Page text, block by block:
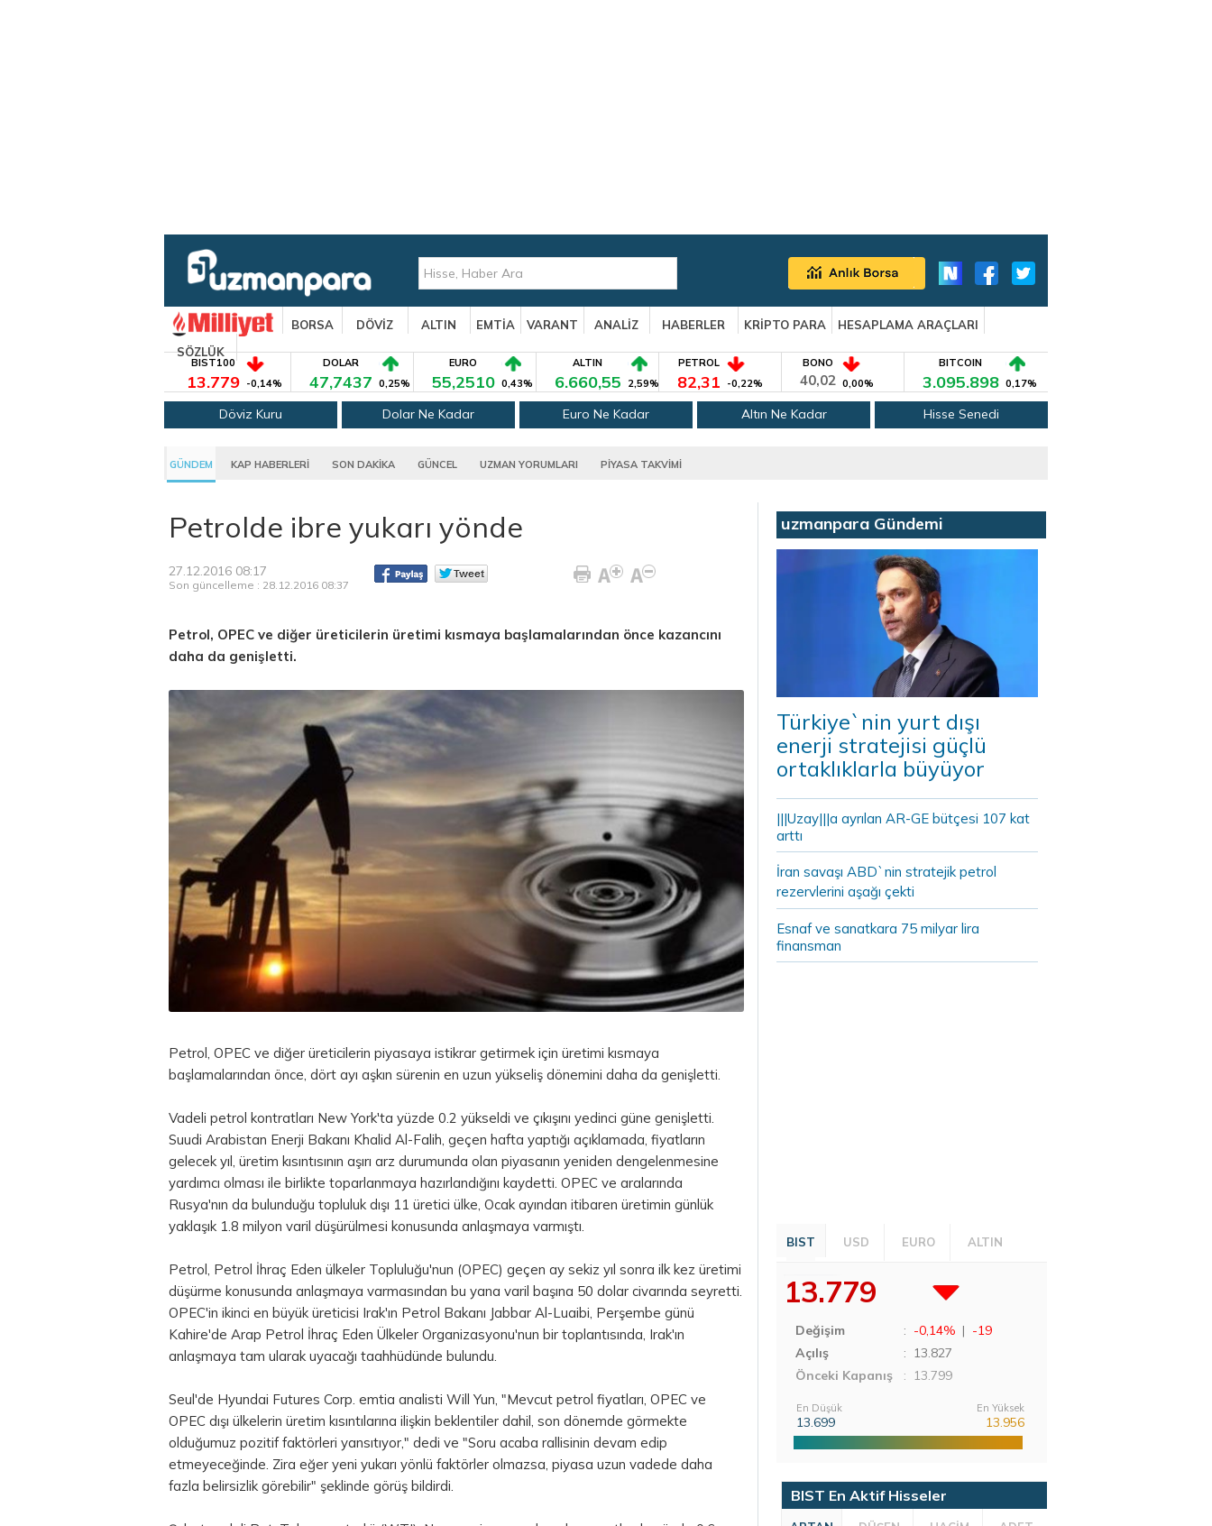
BORSA DÖVİZ ALTIN EMTİA VARANT ANALİZ HABERLER KRİPTO PARA
HESAPLAMA ARAÇLARI
SÖZLÜK
BIST100
13.779 -0,14%
DOLAR
47,7437 0,25%
EURO
55,2510 0,43%
ALTIN
6.660,55 2,59%
PETROL
82,31 -0,22%
BONO
40,02 0,00%
BITCOIN
3.095.898 0,17%
Döviz Kuru Dolar Ne Kadar Euro Ne Kadar Altın Ne Kadar Hisse Senedi
GÜNDEM KAP HABERLERİ SON DAKİKA GÜNCEL UZMAN YORUMLARI PİYASA TAKVİMİ
Petrolde ibre yukarı yönde
27.12.2016 08:17
Son güncelleme : 28.12.2016 08:37
Petrol, OPEC ve diğer üreticilerin üretimi kısmaya başlamalarından önce kazancını
daha da genişletti.
Petrol, OPEC ve diğer üreticilerin piyasaya istikrar getirmek için üretimi kısmaya
başlamalarından önce, dört ayı aşkın sürenin en uzun yükseliş dönemini daha da genişletti.
Vadeli petrol kontratları New York'ta yüzde 0.2 yükseldi ve çıkışını yedinci güne genişletti.
Suudi Arabistan Enerji Bakanı Khalid Al-Falih, geçen hafta yaptığı açıklamada, fiyatların
gelecek yıl, üretim kısıntısının aşırı arz durumunda olan piyasanın yeniden dengelenmesine
yardımcı olması ile birlikte toparlanmaya hazırlandığını kaydetti. OPEC ve aralarında
Rusya'nın da bulunduğu topluluk dışı 11 üretici ülke, Ocak ayından itibaren üretimin günlük
yaklaşık 1.8 milyon varil düşürülmesi konusunda anlaşmaya varmıştı.
Petrol, Petrol İhraç Eden ülkeler Topluluğu'nun (OPEC) geçen ay sekiz yıl sonra ilk kez üretimi
düşürme konusunda anlaşmaya varmasından bu yana varil başına 50 dolar civarında seyretti.
OPEC'in ikinci en büyük üreticisi Irak'ın Petrol Bakanı Jabbar Al-Luaibi, Perşembe günü
Kahire'de Arap Petrol İhraç Eden Ülkeler Organizasyonu'nun bir toplantısında, Irak'ın
anlaşmaya tam ularak uyacağı taahhüdünde bulundu.
Seul'de Hyundai Futures Corp. emtia analisti Will Yun, "Mevcut petrol fiyatları, OPEC ve
OPEC dışı ülkelerin üretim kısıntılarına ilişkin beklentiler dahil, son dönemde görmekte
olduğumuz pozitif faktörleri yansıtıyor," dedi ve "Soru acaba rallisinin devam edip
etmeyeceğinde. Zira eğer yeni yukarı yönlü faktörler olmazsa, piyasa uzun vadede daha
fazla belirsizlik görebilir" şeklinde görüş bildirdi.
uzmanpara Gündemi
Türkiye`nin yurt dışı
enerji stratejisi güçlü
ortaklıklarla büyüyor
|||Uzay|||a ayrılan AR-GE bütçesi 107 kat
arttı
İran savaşı ABD`nin stratejik petrol
rezervlerini aşağı çekti
Esnaf ve sanatkara 75 milyar lira
finansman
BIST USD EURO ALTIN
13.779
Değişim : -0,14% | -19
Açılış
: 13.827
Önceki Kapanış
: 13.799
En Düşük
13.699
En Yüksek
13.956
BIST En Aktif Hisseler